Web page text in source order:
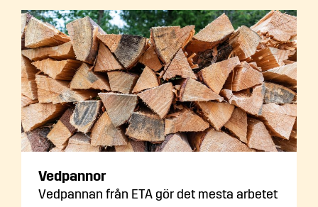
Vedpannor
Vedpannan från ETA gör det mesta arbetet